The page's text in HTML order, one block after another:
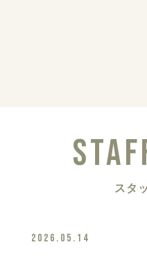
スタ
2026.05.14